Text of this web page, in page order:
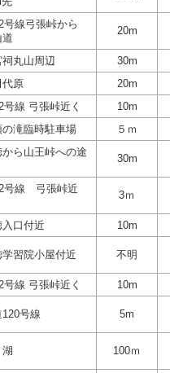
号線弓張峠から
道
20m
祠丸山周辺
30m
代原
20m
号線 弓張峠近く
10m
の滝臨時駐車場 ５ｍ
から山王峠への途
30m
号線 弓張峠近
3ｍ
入口付近 10m
学習院小屋付近 不明
号線 弓張峠近く 10m
120号線 5m
湖 100ｍ